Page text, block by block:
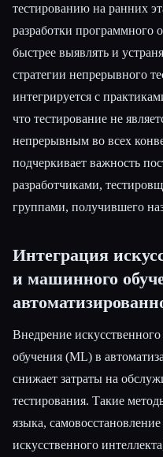
тестированию на ранних
разработки программного
быстрее выявлять и
стратегии непрерывного
интегрируется с
что тестирование не
непрерывным во всех
подчеркивает важность
разработчиками,
группами, получившего
Интеграция
и машинного
Внедрение
обучения (ML) в
снижает затраты на
тестирования. Такие
языка,
искусственного